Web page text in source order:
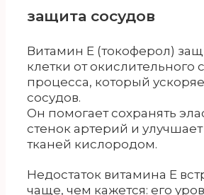
защита сосудов
Витамин Е (токоферол)
клетки от окислительного
процесса, который
сосудов.
Он помогает сохранять
стенок артерий и
тканей кислородом.
Недостаток витамина Е
чаще, чем кажется: его